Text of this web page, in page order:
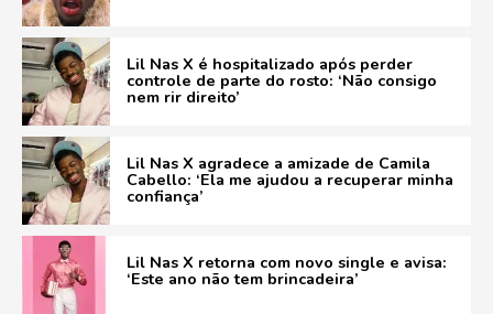
Lil Nas X é hospitalizado após perder
controle de parte do rosto: ‘Não consigo
nem rir direito’
Lil Nas X agradece a amizade de Camila
Cabello: ‘Ela me ajudou a recuperar minha
confiança’
Lil Nas X retorna com novo single e avisa:
‘Este ano não tem brincadeira’